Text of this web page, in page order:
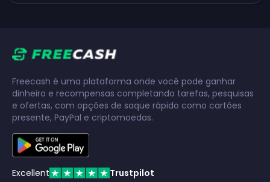
Freecash é uma plataforma onde você pode ganhar
dinheiro e recompensas completando tarefas, pesquisas
e ofertas, com opções de saque rápido como cartões
presente, PayPal e criptomoedas.
Excellent Trustpilot